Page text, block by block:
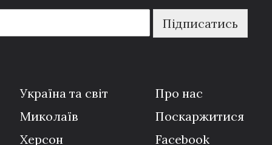
Підписатись
Україна та світ
Миколаїв
Херсон
Про нас
Поскаржитися
Facebook